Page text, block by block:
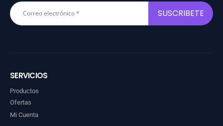
SERVICIOS
Productos
Ofertas
Mi Cuenta